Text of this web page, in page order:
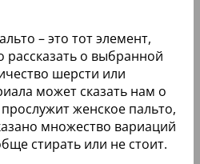
– это тот элемент,
о выбранной
шерсти или
может сказать нам о
женское пальто,
множество вариаций
стирать или не стоит.